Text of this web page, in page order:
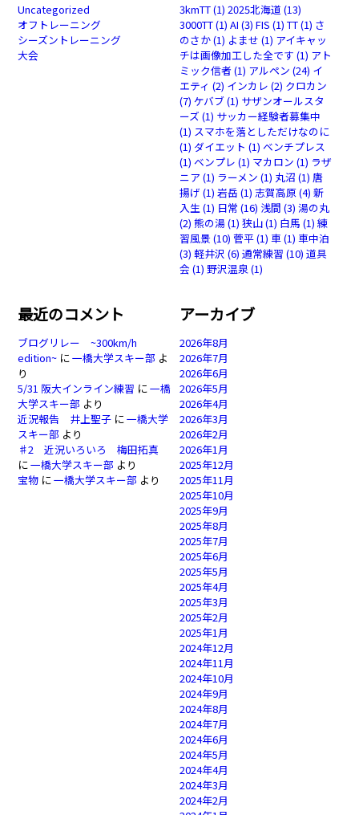
Uncategorized
オフトレーニング
シーズントレーニング
大会
3kmTT(1) 2025北海道 (13)
3000TT(1) AI (3) FIS (1) TT(1) さ
のさか(1) よませ (1) アイキャッ
チは画像加工した全です (1) アト
ミック信者 (1) アルペン (24) イ
エティ (2) インカレ (2) クロカン
(7) ケバブ(1) サザンオールスタ
ーズ (1) サッカー経験者募集中
(1) スマホを落としただけなのに
(1) ダイエット (1) ベンチプレス
(1) ベンプレ (1) マカロン (1) ラザ
ニア (1) ラーメン (1) 丸沼 (1) 唐
揚げ (1) 岩岳 (1) 志賀高原(4) 新
入生(1) 日常 (16) 浅間 (3) 湯の丸
(2) 熊の湯(1) 狭山(1) 白馬 (1) 練
習風景(10) 菅平(1) 車(1) 車中泊
(3) 軽井沢 (6) 通常練習 (10) 道具
会 (1) 野沢温泉(1)
最近のコメント
ブログリレー ~300km/h
edition~ に一橋大学スキー部 よ
り
5/31 阪大インライン練習 に一橋
大学スキー部 より
近況報告 井上聖子 に一橋大学
スキー部 より
♯2 近況いろいろ 梅田拓真
に一橋大学スキー部 より
宝物 に一橋大学スキー部 より
アーカイブ
2026年8月
2026年7月
2026年6月
2026年5月
2026年4月
2026年3月
2026年2月
2026年1月
2025年12月
2025年11月
2025年10月
2025年9月
2025年8月
2025年7月
2025年6月
2025年5月
2025年4月
2025年3月
2025年2月
2025年1月
2024年12月
2024年11月
2024年10月
2024年9月
2024年8月
2024年7月
2024年6月
2024年5月
2024年4月
2024年3月
2024年2月